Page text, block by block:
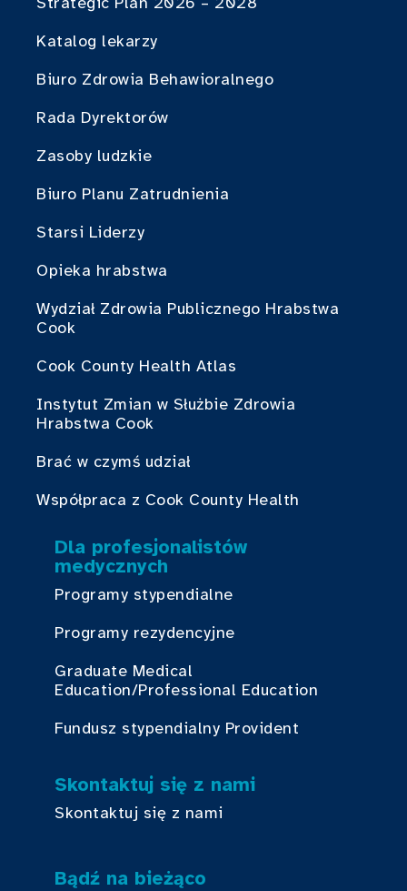
Katalog lekarzy
Biuro Zdrowia Behawioralnego
Rada Dyrektorów
Zasoby ludzkie
Biuro Planu Zatrudnienia
Starsi Liderzy
Opieka hrabstwa
Wydział Zdrowia Publicznego Hrabstwa
Cook
Cook County Health Atlas
Instytut Zmian w Służbie Zdrowia
Hrabstwa Cook
Brać w czymś udział
Współpraca z Cook County Health
Dla profesjonalistów
medycznych
Programy stypendialne
Programy rezydencyjne
Graduate Medical
Education/Professional Education
Fundusz stypendialny Provident
Skontaktuj się z nami
Skontaktuj się z nami
Bądź na bieżąco